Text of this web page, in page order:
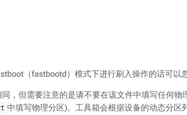
（fastbootd）模式下进行刷入操作的话可以
同，但需要注意的是请不要在该文件中填写任何物
中填写物理分区)。工具箱会根据设备的动态分区